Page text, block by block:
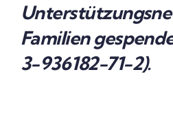
Familien
3-936182-71-2).